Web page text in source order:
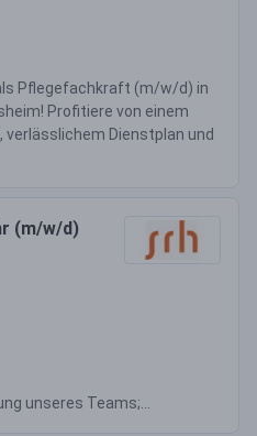
Pflegefachkraft (m/w/d) in
Profitiere von einem
Dienstplan und
(m/w/d)
unseres Teams;...